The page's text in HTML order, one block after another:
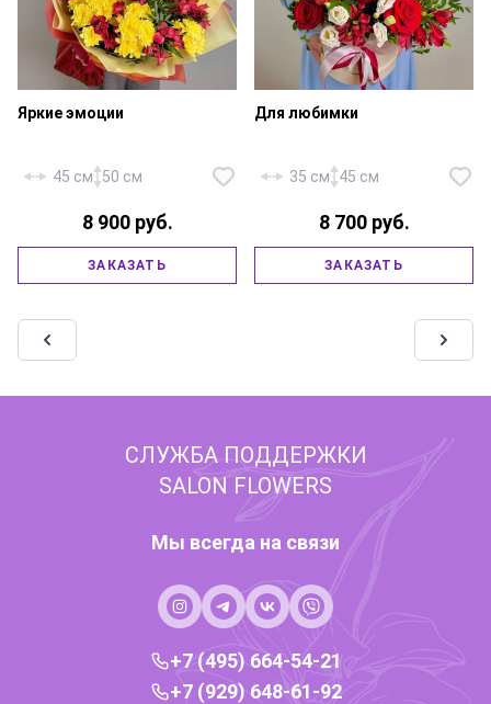
Альстромерия красная — 9 шт.,
хризантема кустовая желтая
фирменная упаковка, атласная
Яркие эмоции
45 см 50 см
8 900 руб.
ЗАКАЗАТЬ
Роза «Ред Наоми» — 5 шт.,
альстромерия красная — 4 шт.,
зелень, фольгированный шар
«Мишка» — 1 шт., шляпная
флористическая губка,
Для любимки
35 см 45 см
8 700 руб.
ЗАКАЗАТЬ
СЛУЖБА ПОДДЕРЖКИ
SALON FLOWERS
Мы всегда на связи
+7 (495) 664-54-21
+7 (929) 648-61-92